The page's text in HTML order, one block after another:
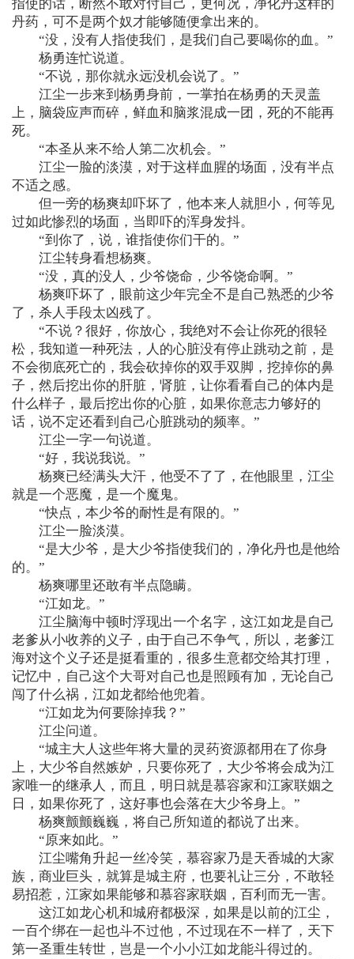
指使的话，断然不敢对付自己，更何况，净化丹这样的
丹药，可不是两个奴才能够随便拿出来的。
“没，没有人指使我们，是我们自己要喝你的血。”
杨勇连忙说道。
“不说，那你就永远没机会说了。”
江尘一步来到杨勇身前，一掌拍在杨勇的天灵盖
上，脑袋应声而碎，鲜血和脑浆混成一团，死的不能再
死。
“本圣从来不给人第二次机会。”
江尘一脸的淡漠，对于这样血腥的场面，没有半点
不适之感。
但一旁的杨爽却吓坏了，他本来人就胆小，何等见
过如此惨烈的场面，当即吓的浑身发抖。
“到你了，说，谁指使你们干的。”
江尘转身看想杨爽。
“没，真的没人，少爷饶命，少爷饶命啊。”
杨爽吓坏了，眼前这少年完全不是自己熟悉的少爷
了，杀人手段太凶残了。
“不说？很好，你放心，我绝对不会让你死的很轻
松，我知道一种死法，人的心脏没有停止跳动之前，是
不会彻底死亡的，我会砍掉你的双手双脚，挖掉你的鼻
子，然后挖出你的肝脏，肾脏，让你看看自己的体内是
什么样子，最后挖出你的心脏，如果你意志力够好的
话，说不定还看到自己心脏跳动的频率。”
江尘一字一句说道。
“好，我说我说。”
杨爽已经满头大汗，他受不了了，在他眼里，江尘
就是一个恶魔，是一个魔鬼。
“快点，本少爷的耐性是有限的。”
江尘一脸淡漠。
“是大少爷，是大少爷指使我们的，净化丹也是他给
的。”
杨爽哪里还敢有半点隐瞒。
“江如龙。”
江尘脑海中顿时浮现出一个名字，这江如龙是自己
老爹从小收养的义子，由于自己不争气，所以，老爹江
海对这个义子还是挺看重的，很多生意都交给其打理，
记忆中，自己这个大哥对自己也是照顾有加，无论自己
闯了什么祸，江如龙都给他兜着。
“江如龙为何要除掉我？”
江尘问道。
“城主大人这些年将大量的灵药资源都用在了你身
上，大少爷自然嫉妒，只要你死了，大少爷将会成为江
家唯一的继承人，而且，明日就是慕容家和江家联姻之
日，如果你死了，这好事也会落在大少爷身上。”
杨爽颤颤巍巍，将自己所知道的都说了出来。
“原来如此。”
江尘嘴角升起一丝冷笑，慕容家乃是天香城的大家
族，商业巨头，就算是城主府，也要礼让三分，不敢轻
易招惹，江家如果能够和慕容家联姻，百利而无一害。
这江如龙心机和城府都极深，如果是以前的江尘，
一百个绑在一起也斗不过他，不过现在不一样了，天下
第一圣重生转世，岂是一个小小江如龙能斗得过的。